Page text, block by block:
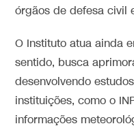
órgãos de defesa civil
O Instituto atua ainda
sentido, busca
desenvolvendo
instituições, como o
informações